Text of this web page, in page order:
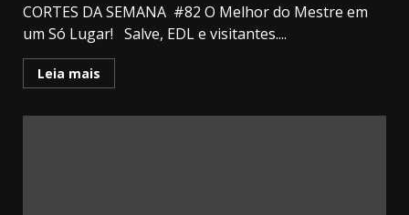
CORTES DA SEMANA #82 O Melhor do Mestre em
um Só Lugar! Salve, EDL e visitantes....
Leia mais